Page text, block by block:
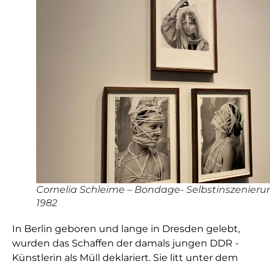
Cornelia Schleime – Bondage-
1982
In Berlin geboren und lange in Dresden gelebt,
wurden das Schaffen der damals jungen DDR -
Künstlerin als Müll deklariert. Sie litt unter dem